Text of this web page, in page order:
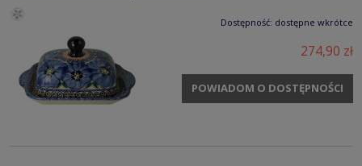
Dostępność: dostępne wkrótce
274,90 zł
POWIADOM O DOSTĘPNOŚCI